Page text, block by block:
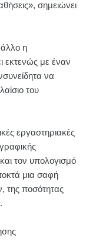
σημειώνει
άλλο η
εκτενώς με έναν
να
του
εργαστηριακές
τον υπολογισμό
μια σαφή
της ποσότητας